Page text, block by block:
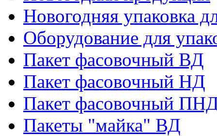
Новогодняя упаковка
Оборудование для
Пакет фасовочный ВД
Пакет фасовочный НД
Пакет фасовочный
Пакеты "майка" ВД